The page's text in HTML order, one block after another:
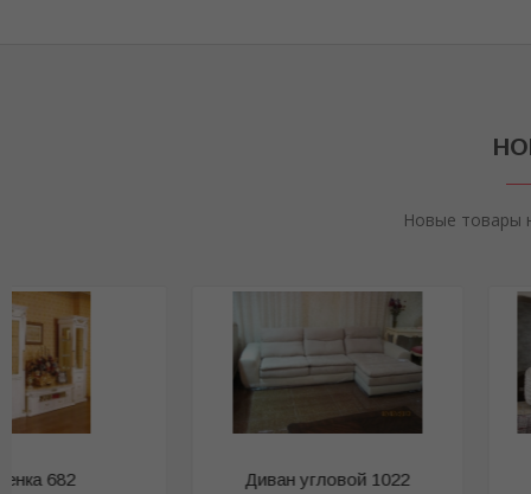
Новые товары
Коллекция мебели 831 Set Витрина CF-8670